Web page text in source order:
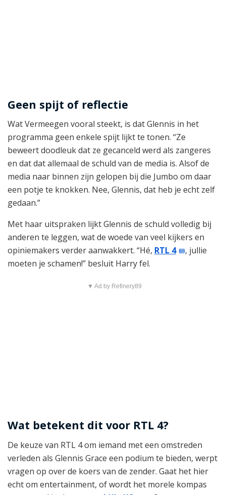
Geen spijt of reflectie
Wat Vermeegen vooral steekt, is dat Glennis in het
programma geen enkele spijt lijkt te tonen. “Ze
beweert doodleuk dat ze gecanceld werd als zangeres
en dat dat allemaal de schuld van de media is. Alsof de
media naar binnen zijn gelopen bij die Jumbo om daar
een potje te knokken. Nee, Glennis, dat heb je echt zelf
gedaan.”
Met haar uitspraken lijkt Glennis de schuld volledig bij
anderen te leggen, wat de woede van veel kijkers en
opiniemakers verder aanwakkert. “Hé, RTL 4
, jullie
moeten je schamen!” besluit Harry fel.
▼ Ad by Refinery89
Wat betekent dit voor RTL 4?
De keuze van RTL 4 om iemand met een omstreden
verleden als Glennis Grace een podium te bieden, werpt
vragen op over de koers van de zender. Gaat het hier
echt om entertainment, of wordt het morele kompas